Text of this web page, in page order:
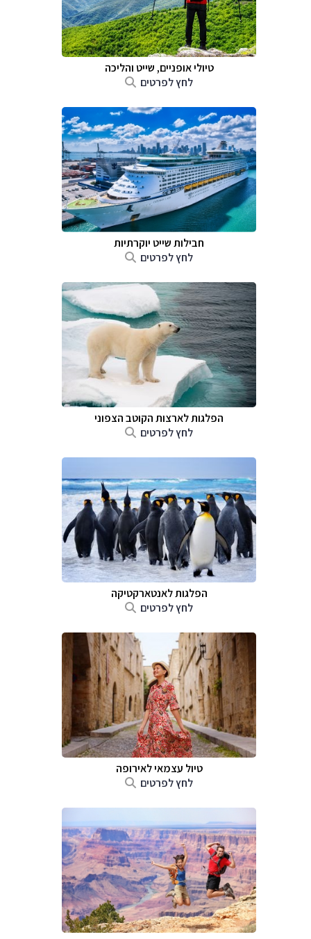
טיולי אופניים, שייט והליכה
לחץ לפרטים
חבילות שייט יוקרתיות
לחץ לפרטים
הפלגות לארצות הקוטב הצפוני
לחץ לפרטים
הפלגות לאנטארקטיקה
לחץ לפרטים
טיול עצמאי לאירופה
לחץ לפרטים